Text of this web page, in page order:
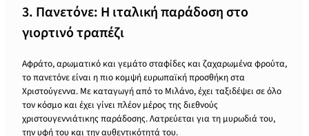
3. Πανετόνε: Η ιταλική παράδοση στο
γιορτινό τραπέζι
Αφράτο, αρωματικό και γεμάτο σταφίδες και ζαχαρωμένα φρούτα,
το πανετόνε είναι η πιο κομψή ευρωπαϊκή προσθήκη στα
Χριστούγεννα. Με καταγωγή από το Μιλάνο, έχει ταξιδέψει σε όλο
τον κόσμο και έχει γίνει πλέον μέρος της διεθνούς
χριστουγεννιάτικης παράδοσης. Λατρεύεται για τη μυρωδιά του,
την υφή του και την αυθεντικότητά του.